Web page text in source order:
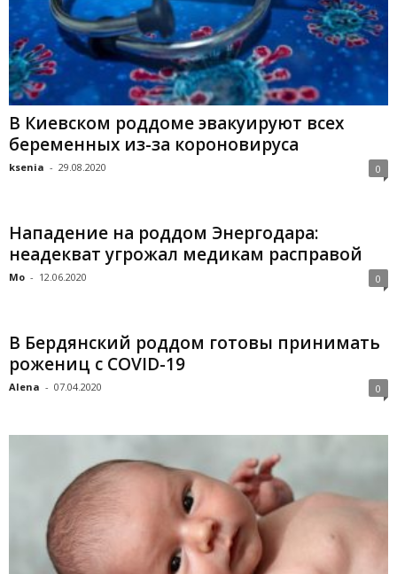
В Киевском роддоме эвакуируют всех
беременных из-за короновируса
ksenia - 29.08.2020 0
Нападение на роддом Энергодара:
неадекват угрожал медикам расправой
Mo - 12.06.2020 0
В Бердянский роддом готовы принимать
рожениц с COVID-19
Alena - 07.04.2020 0